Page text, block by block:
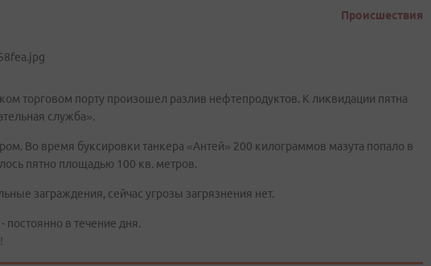
Происшествия
торговом порту произошел разлив нефтепродуктов. К ликвидации пятна
служба».
Во время буксировки танкера «Антей» 200 килограммов мазута попало в
пятно площадью 100 кв. метров.
заграждения, сейчас угрозы загрязнения нет.
постоянно в течение дня.